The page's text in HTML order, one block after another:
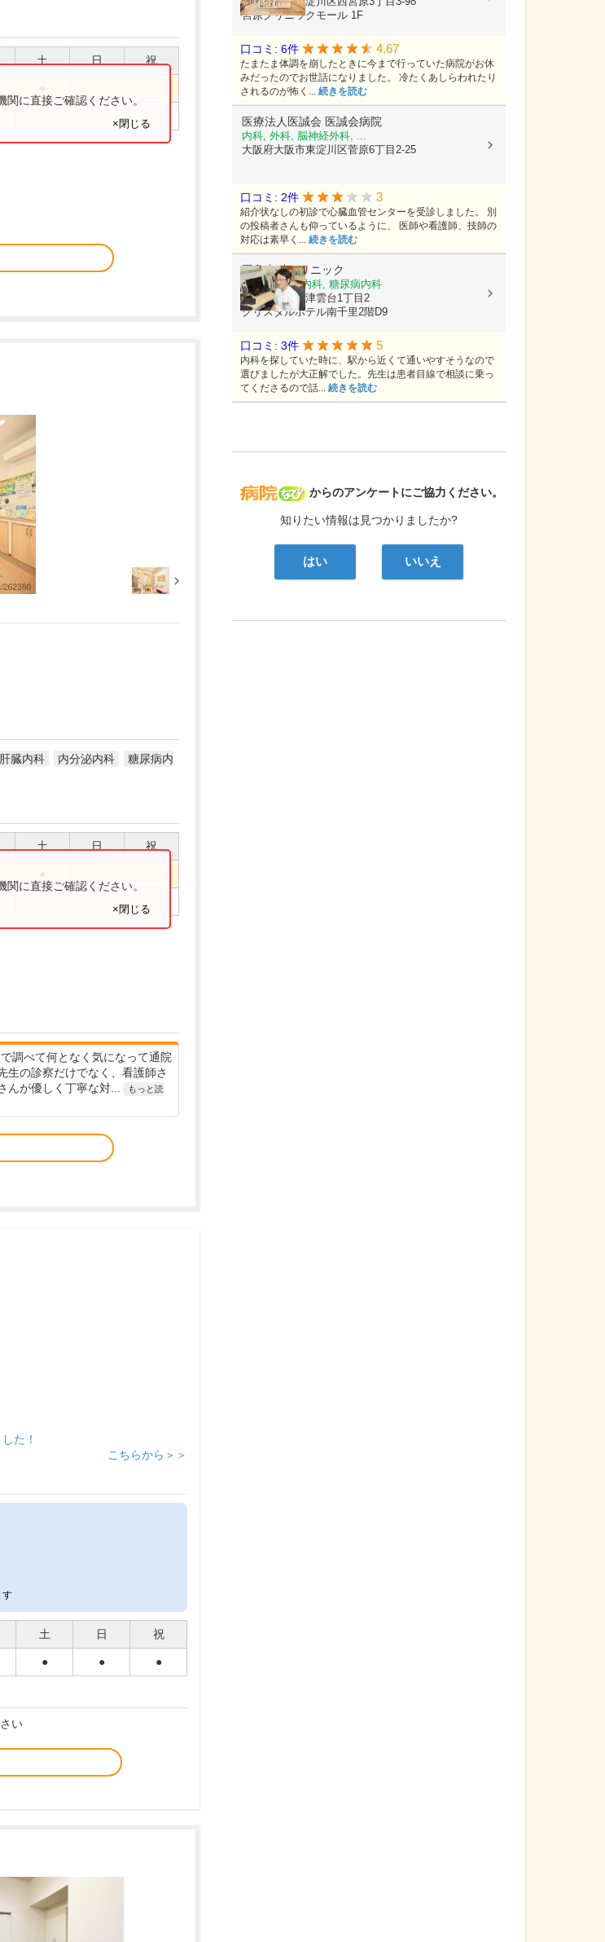
土 日 祝
に直接ご確認ください。
×閉じる
肝臓内科 内分泌内科
糖尿病内
土 日 祝
に直接ご確認ください。
×閉じる
調べて何となく気になって通院
生の診察だけでなく、看護師さ
んが優しく丁寧な対...
もっと読
た！
こちらから＞＞
す
土 日 祝
● ● ●
い
病院なび
からのアンケートにご協力ください。
知りたい情報は見つかりましたか?
はい いいえ
宮原クリニックモール 1F
口コミ: 6件 4.67
たまたま体調を崩したときに今まで行っていた病院がお休
みだったのでお世話になりました。 冷たくあしらわれたり
されるのが怖く... 続きを読む
医療法人医誠会 医誠会病院
内科, 外科, 脳神経外科, ...
大阪府大阪市東淀川区菅原6丁目2-25
口コミ: 2件 3
紹介状なしの初診で心臓血管センターを受診しました。 別
の投稿者さんも仰っているように、 医師や看護師、技師の
対応は素早く... 続きを読む
岡島内科クリニック
内科, 循環器内科, 糖尿病内科
大阪府吹田市津雲台1丁目2
クリスタルホテル南千里2階D9
口コミ: 3件 5
内科を探していた時に、駅から近くて通いやすそうなので
選びましたが大正解でした。先生は患者目線で相談に乗っ
てくださるので話... 続きを読む